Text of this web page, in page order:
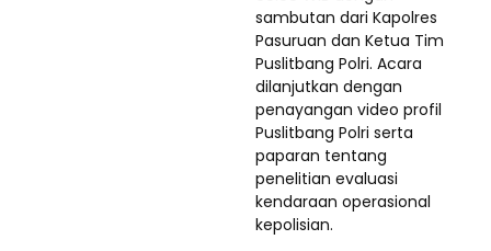
sambutan dari Kapolres
Pasuruan dan Ketua Tim
Puslitbang Polri. Acara
dilanjutkan dengan
penayangan video profil
Puslitbang Polri serta
paparan tentang
penelitian evaluasi
kendaraan operasional
kepolisian.